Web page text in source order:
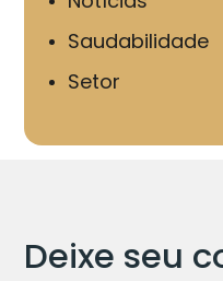
Saudabilidade
Setor
Deixe seu